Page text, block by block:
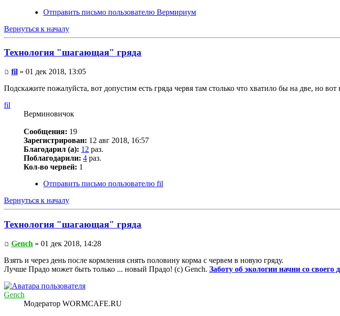
Отправить письмо пользователю Вермириум
Вернуться к началу
Технология "шагающая" гряда
fil » 01 дек 2018, 13:05
Подскажите пожалуйста, вот допустим есть гряда червя там столько что хватило бы на две, но
fil
Верминовичок
Сообщения: 19
Зарегистрирован: 12 авг 2018, 16:57
Благодарил (а): 12 раз.
Поблагодарили: 4 раз.
Кол-во червей: 1
Отправить письмо пользователю fil
Вернуться к началу
Технология "шагающая" гряда
Gench » 01 дек 2018, 14:28
Взять и через день после кормления снять половину корма с червем в новую гряду.
Лучше Прадо может быть только ... новый Прадо! (c) Gench. Заботу об экологии начни со своего
Gench
Модератор WORMCAFE.RU